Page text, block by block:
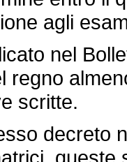
agli
nel
regno
scritte.
decreto